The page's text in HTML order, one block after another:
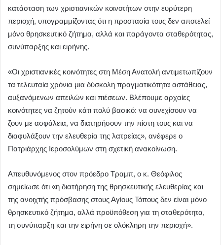
κατάσταση των χριστιανικών κοινοτήτων στην ευρύτερη
περιοχή, υπογραμμίζοντας ότι η προστασία τους δεν αποτελεί
μόνο θρησκευτικό ζήτημα, αλλά και παράγοντα σταθερότητας,
συνύπαρξης και ειρήνης.
«Οι χριστιανικές κοινότητες στη Μέση Ανατολή αντιμετωπίζουν
τα τελευταία χρόνια μια δύσκολη πραγματικότητα αστάθειας,
αυξανόμενων απειλών και πιέσεων. Βλέπουμε αρχαίες
κοινότητες να ζητούν κάτι πολύ βασικό: να συνεχίσουν να
ζουν με ασφάλεια, να διατηρήσουν την πίστη τους και να
διαφυλάξουν την ελευθερία της λατρείας», ανέφερε ο
Πατριάρχης Ιεροσολύμων στη σχετική ανακοίνωση.
Απευθυνόμενος στον πρόεδρο Τραμπ, ο κ. Θεόφιλος
σημείωσε ότι «η διατήρηση της θρησκευτικής ελευθερίας και
της ανοιχτής πρόσβασης στους Αγίους Τόπους δεν είναι μόνο
θρησκευτικό ζήτημα, αλλά προϋπόθεση για τη σταθερότητα,
τη συνύπαρξη και την ειρήνη σε ολόκληρη την περιοχή».